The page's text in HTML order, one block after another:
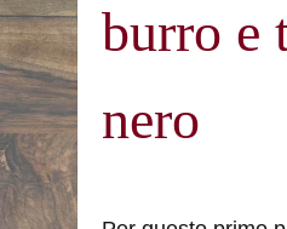
burro e
nero